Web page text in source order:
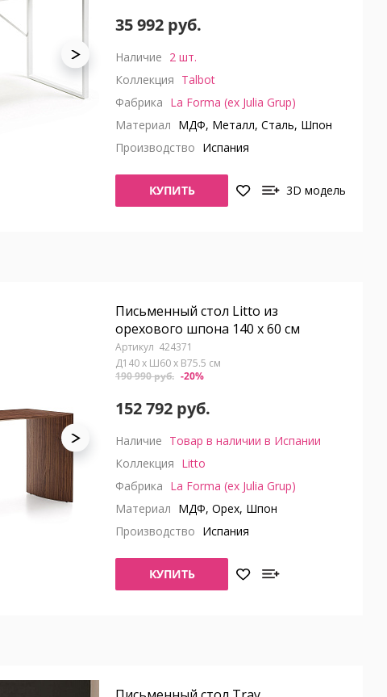
35 992 руб.
Наличие 2 шт.
Коллекция Talbot
Фабрика La Forma (ex Julia Grup)
Материал МДФ, Металл, Сталь, Шпон
Производство Испания
КУПИТЬ 3D модель
Письменный стол Litto из
орехового шпона 140 x 60 см
424371
Д140 x Ш60 x В75.5 см
152 792 руб.
190 990 руб. -20%
Наличие Товар в наличии в Испании
Коллекция Litto
Фабрика La Forma (ex Julia Grup)
Материал МДФ, Орех, Шпон
Производство Испания
КУПИТЬ